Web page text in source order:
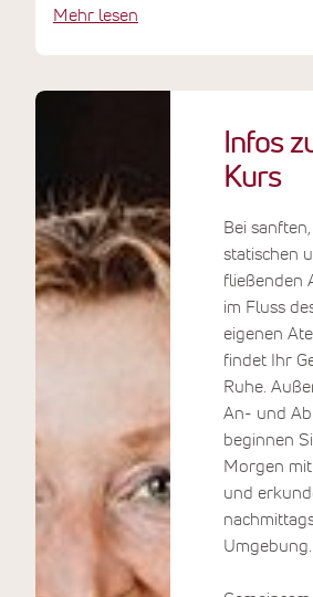
Landschaft trifft.
salzige
Nordsee. Das
250 Jahre alte
Reetdachhaus
liegt friedlich auf
einer Warft am
Nationalpark
Wattenmeer
entfernt. In der
persönlich
geführten Bio-
Pension finden
Mehr lesen
Infos
Kurs
Bei sanften,
statischen
fließenden
im Fluss
eigenen
findet Ihr
Ruhe.
An- und
beginnen
Morgen mit
und
Umgebung.